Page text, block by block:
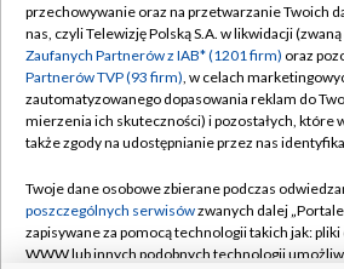
Abonament TVP
Emisja w TVP
Centrum informacji TVP
Naziemna Telewizja Cyfrowa
Rada Programowa
System NOS
Regulamin TVP
Polityka
Moje zgody
Pomoc
Kontakt
przechowywanie oraz na przetwarzanie Twoich
nas, czyli Telewizję Polską S.A. w likwidacji
Zaufanych Partnerów z IAB* (1201 firm) oraz
Partnerów TVP (93 firm), w celach
zautomatyzowanego dopasowania reklam do
mierzenia ich skuteczności) i pozostałych, które
także zgody na udostępnianie przez nas
Twoje dane osobowe zbierane podczas
poszczególnych serwisówzwanych dalej
zapisywane za pomocą technologii takich jak:
WWW lub innych podobnych technologii